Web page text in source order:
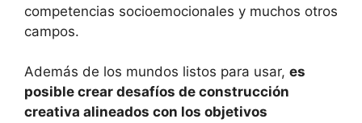
competencias socioemocionales y muchos otros
campos.
Además de los mundos listos para usar, es
posible crear desafíos de construcción
creativa alineados con los objetivos